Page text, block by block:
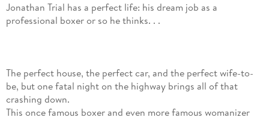
Jonathan Trial has a perfect life: his dream job as a
professional boxer or so he thinks. . .
The perfect house, the perfect car, and the perfect wife-to-
be, but one fatal night on the highway brings all of that
crashing down.
This once famous boxer and even more famous womanizer